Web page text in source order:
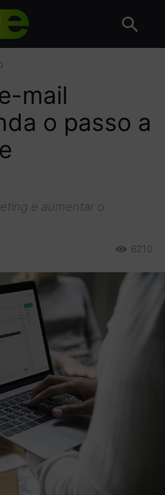
mail
o passo a
e aumentar o
6210